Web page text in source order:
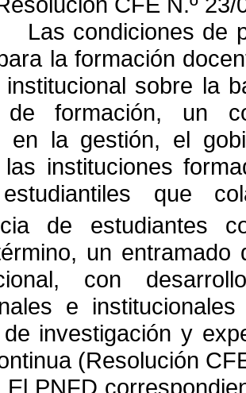
Las condiciones de
la formación
institucional sobre la
de formación, un
en la gestión, el
instituciones
que
de estudiantes
un entramado
con
e
investigación y
(Resolución
El PNFD